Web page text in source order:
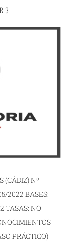
3
(CÁDIZ) Nº
2022 BASES:
TASAS: NO
PRÁCTICO)